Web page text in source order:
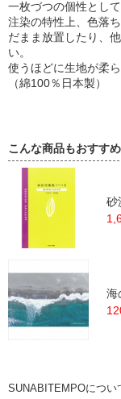
一枚づつの個性とし
注染の特性上、色落
だまま放置したり、
い。
使うほどに生地が柔
（綿100％日本製）
こんな商品もおすすめ
砂
海
SUNABITEMPOについ